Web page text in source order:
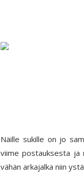
Näille sukille on jo
viime postauksesta ja
vähän arkajalka niin